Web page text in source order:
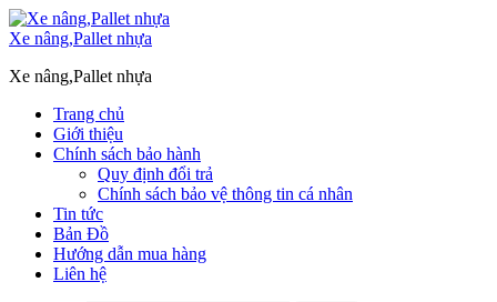
Xe nâng,Pallet nhựa
Xe nâng,Pallet nhựa
Trang chủ
Giới thiệu
Chính sách bảo hành
Quy định đổi trả
Chính sách bảo vệ thông tin cá nhân
Tin tức
Bản Đồ
Hướng dẫn mua hàng
Liên hệ